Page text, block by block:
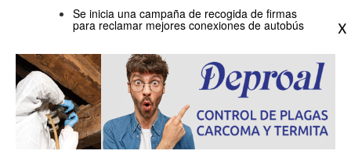
Se inicia una campaña de recogida de firmas
para reclamar mejores conexiones de autobús
DIARIO DE LA RIBERA
C/ Valladolid, 2, Bajo